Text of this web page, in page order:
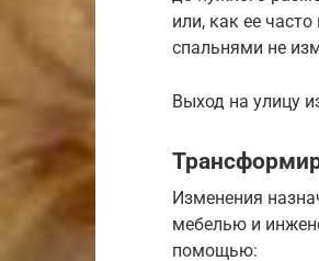
или, как ее
спальнями не
Выход на улицу
Изменения
мебелью и
помощью: